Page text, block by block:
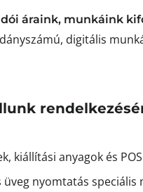
áraink, munkáink
digitális
kiállítási anyagok és
üveg nyomtatás